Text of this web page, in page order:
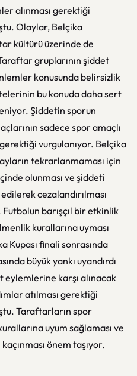
alınması gerektiği
Olaylar, Belçika
kültürü üzerinde de
gruplarının şiddet
konusunda belirsizlik
bu konuda daha sert
Şiddetin sporun
sadece spor amaçlı
vurgulanıyor. Belçika
tekrarlanmaması için
olunması ve şiddeti
cezalandırılması
barışçıl bir etkinlik
kurallarına uyması
Kupası finali sonrasında
büyük yankı uyandırdı
karşı alınacak
atılması gerektiği
Taraftarların spor
uyum sağlaması ve
önem taşıyor.